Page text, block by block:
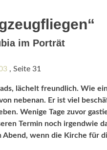
im Porträt
, Seite 31
lächelt freundlich. Wie
nebenan. Er ist viel
Wenige Tage zuvor
Termin noch irgendwie
Abend, wenn die Kirche für